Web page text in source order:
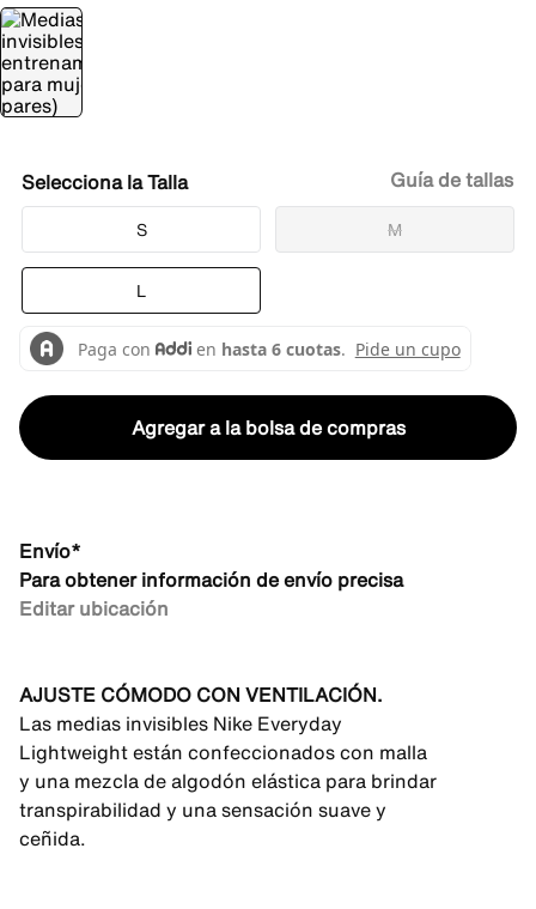
Talla
S M
L
Guía de tallas
Agregar a la bolsa de compras
Envío*
Para obtener información de envío precisa
Editar ubicación
AJUSTE CÓMODO CON VENTILACIÓN.
Las medias invisibles Nike Everyday
Lightweight están confeccionados con malla
y una mezcla de algodón elástica para brindar
transpirabilidad y una sensación suave y
ceñida.